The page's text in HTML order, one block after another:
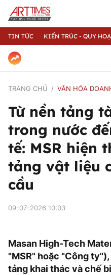
TIN TỨC KIẾN TRÚC - QUY
TRANG CHỦ VĂN HÓA
Từ nền tảng
trong nước
tế: MSR hiện
tảng vật liệu
cầu
09-07-2026 10:03
Masan High-Tech
"MSR" hoặc "Công
tảng khai thác và chế